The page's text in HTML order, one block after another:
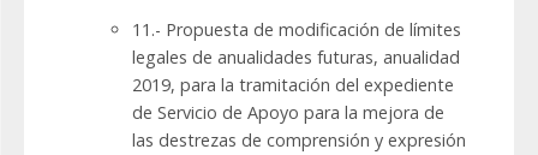
11.- Propuesta de modificación de límites
legales de anualidades futuras, anualidad
2019, para la tramitación del expediente
de Servicio de Apoyo para la mejora de
las destrezas de comprensión y expresión